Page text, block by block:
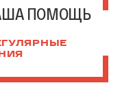
ПОМОЩЬ